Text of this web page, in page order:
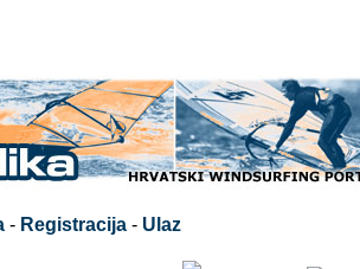
- Registracija- Ulaz